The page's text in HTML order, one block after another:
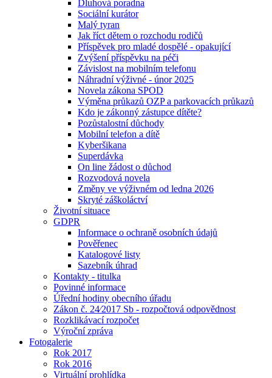
Dluhová poradna
Sociální kurátor
Malý tyran
Jak říct dětem o rozchodu rodičů
Příspěvek pro mladé dospělé - opakující
Zvýšení příspěvku na péči
Závislost na mobilním telefonu
Náhradní výživné - únor 2025
Novela zákona SPOD
Výměna průkazů OZP a parkovacích průkazů
Kdo je zákonný zástupce dítěte?
Pozůstalostní důchody
Mobilní telefon a dítě
Kyberšikana
Superdávka
On line žádost o důchod
Rozvodová novela
Změny ve výživném od ledna 2026
Skryté záškoláctví
Životní situace
GDPR
Informace o ochraně osobních údajů
Pověřenec
Katalogové listy
Sazebník úhrad
Kontakty - titulka
Povinné informace
Úřední hodiny obecního úřadu
Zákon č. 24⁄2017 Sb - rozpočtová odpovědnost
Rozklikávací rozpočet
Výroční zpráva
Fotogalerie
Rok 2017
Rok 2016
Virtuální prohlídka